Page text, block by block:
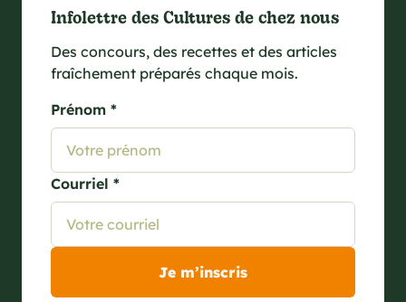
Infolettre des Cultures de chez nous
Des concours, des recettes et des articles
fraîchement préparés chaque mois.
Prénom *
Courriel *